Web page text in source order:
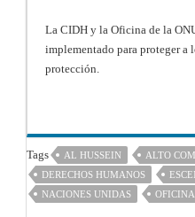
La CIDH y la Oficina de la
implementado para proteger a
protección.
Tags AL HUSSEIN ALTO
DERECHOS HUMANOS
NACIONES UNIDAS